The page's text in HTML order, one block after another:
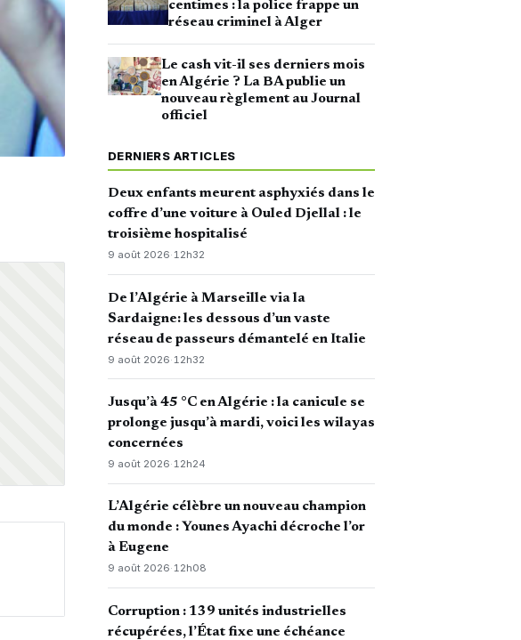
centimes : la police frappe un
réseau criminel à Alger
Le cash vit-il ses derniers mois
en Algérie ? La BA publie un
nouveau règlement au Journal
officiel
DERNIERS ARTICLES
Deux enfants meurent asphyxiés dans le
coffre d’une voiture à Ouled Djellal : le
troisième hospitalisé
9 août 2026·12h32
De l’Algérie à Marseille via la
Sardaigne: les dessous d’un vaste
réseau de passeurs démantelé en Italie
9 août 2026· 12h32
Jusqu’à 45 °C en Algérie : la canicule se
prolonge jusqu’à mardi, voici les wilayas
concernées
9 août 2026·12h24
L’Algérie célèbre un nouveau champion
du monde : Younes Ayachi décroche l’or
à Eugene
9 août 2026·12h08
Corruption : 139 unités industrielles
récupérées, l’État fixe une échéance